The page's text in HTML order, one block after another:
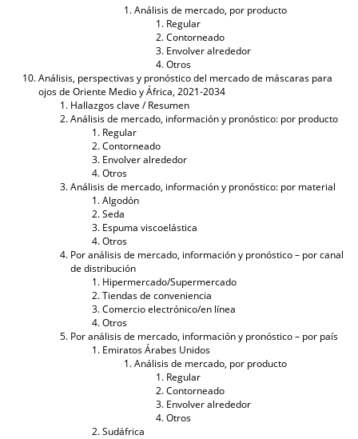
Análisis de mercado, por producto
Regular
Contorneado
Envolver alrededor
Otros
Análisis, perspectivas y pronóstico del mercado de máscaras para
ojos de Oriente Medio y África, 2021-2034
Hallazgos clave / Resumen
Análisis de mercado, información y pronóstico: por producto
Regular
Contorneado
Envolver alrededor
Otros
Análisis de mercado, información y pronóstico: por material
Algodón
Seda
Espuma viscoelástica
Otros
Por análisis de mercado, información y pronóstico – por canal
de distribución
Hipermercado/Supermercado
Tiendas de conveniencia
Comercio electrónico/en línea
Otros
Por análisis de mercado, información y pronóstico – por país
Emiratos Árabes Unidos
Análisis de mercado, por producto
Regular
Contorneado
Envolver alrededor
Otros
Sudáfrica